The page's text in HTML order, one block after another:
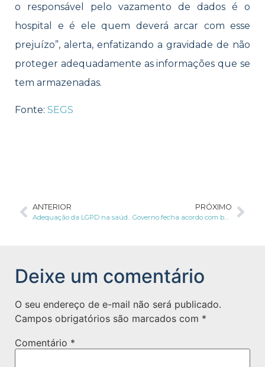
o responsável pelo vazamento de dados é o
hospital e é ele quem deverá arcar com esse
prejuízo”, alerta, enfatizando a gravidade de não
proteger adequadamente as informações que se
tem armazenadas.
Fonte: SEGS
ANTERIOR
Adequação da LGPD na saúde: entenda mais
PRÓXIMO
Governo fecha acordo com bancos para acesso à dados biométricos e biográficos de brasileiros
Deixe um comentário
O seu endereço de e-mail não será publicado.
Campos obrigatórios são marcados com *
Comentário *